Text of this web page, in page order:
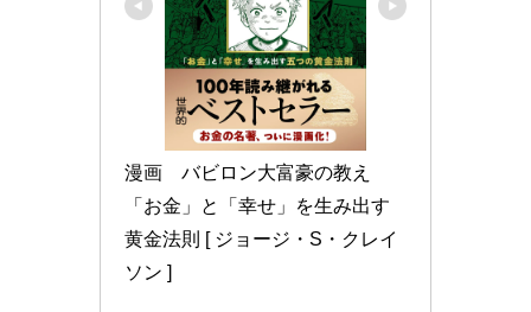
漫画　バビロン大富豪の教え
「お金」と「幸せ」を生み出す
黄金法則 [ ジョージ・S・クレイ
ソン ]